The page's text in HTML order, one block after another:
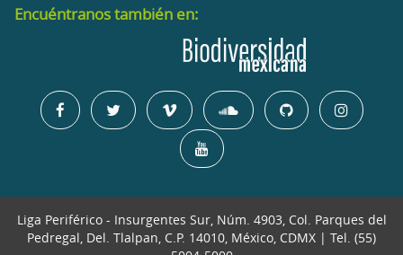
Encuéntranos también en:
Liga Periférico - Insurgentes Sur, Núm. 4903, Col. Parques del
Pedregal, Del. Tlalpan, C.P. 14010, México, CDMX | Tel. (55)